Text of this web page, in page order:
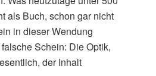
als Buch, schon gar nicht
in dieser Wendung
Schein: Die Optik,
der Inhalt